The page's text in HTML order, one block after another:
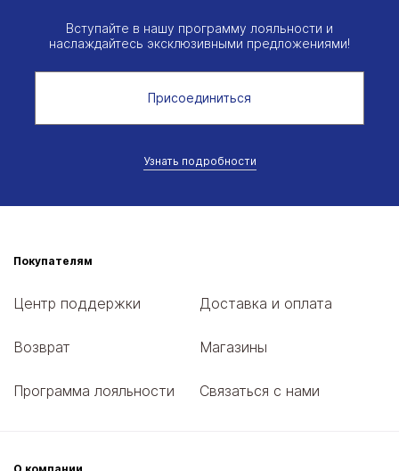
Вступайте в нашу программу лояльности и
наслаждайтесь эксклюзивными предложениями!
Присоединиться
Узнать подробности
Покупателям
Центр поддержки Доставка и оплата
Возврат Магазины
Программа лояльности Связаться с нами